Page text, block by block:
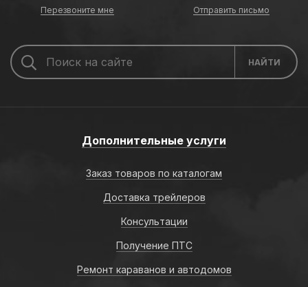
Перезвоните мне Отправить письмо
Дополнительные услуги
Заказ товаров по каталогам
Доставка трейлеров
Консультации
Получение ПТС
Ремонт караванов и автодомов